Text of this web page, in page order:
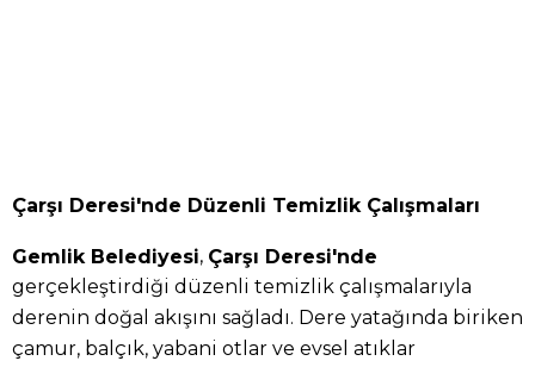
Çarşı Deresi'nde Düzenli Temizlik Çalışmaları
Gemlik Belediyesi, Çarşı Deresi'nde
gerçekleştirdiği düzenli temizlik çalışmalarıyla
derenin doğal akışını sağladı. Dere yatağında biriken
çamur, balçık, yabani otlar ve evsel atıklar